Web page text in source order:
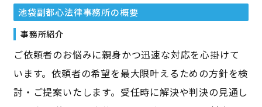
池袋副都心法律事務所の概要
事務所紹介
ご依頼者のお悩みに親身かつ迅速な対応を心掛けて
います。依頼者の希望を最大限叶えるための方針を検
討・ご提案いたします。受任時に解決や判決の見通し